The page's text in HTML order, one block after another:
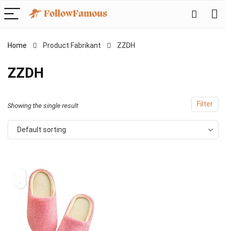
Home Product Fabrikant ‎ZZDH
‎ZZDH
Filter
Showing the single result
Default sorting